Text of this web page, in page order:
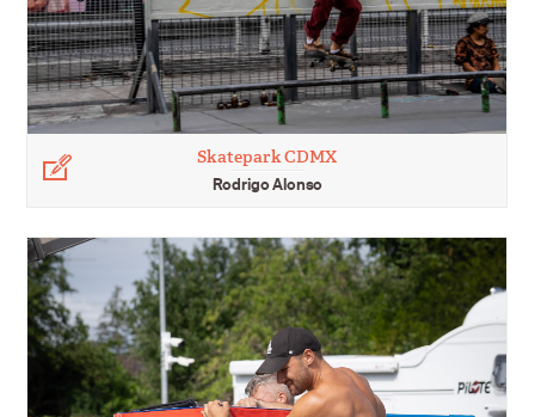
Skatepark CDMX
Rodrigo Alonso